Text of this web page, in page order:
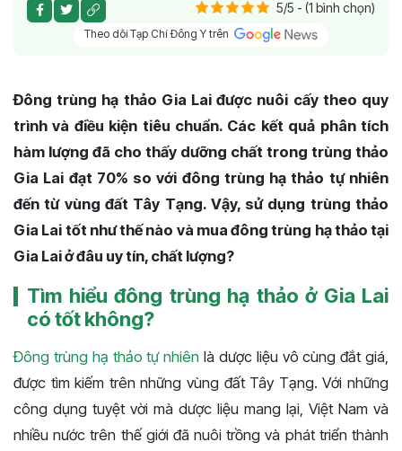
5/5 - (1 bình chọn)
Theo dõi Tạp Chí Đông Y trên
Đông trùng hạ thảo Gia Lai được nuôi cấy theo quy
trình và điều kiện tiêu chuẩn. Các kết quả phân tích
hàm lượng đã cho thấy dưỡng chất trong trùng thảo
Gia Lai đạt 70% so với đông trùng hạ thảo tự nhiên
đến từ vùng đất Tây Tạng. Vậy, sử dụng trùng thảo
Gia Lai tốt như thế nào và mua đông trùng hạ thảo tại
Gia Lai ở đâu uy tín, chất lượng?
Tìm hiểu đông trùng hạ thảo ở Gia Lai
có tốt không?
Đông trùng hạ thảo tự nhiên là dược liệu vô cùng đắt giá,
được tìm kiếm trên những vùng đất Tây Tạng. Với những
công dụng tuyệt vời mà dược liệu mang lại, Việt Nam và
nhiều nước trên thế giới đã nuôi trồng và phát triển thành